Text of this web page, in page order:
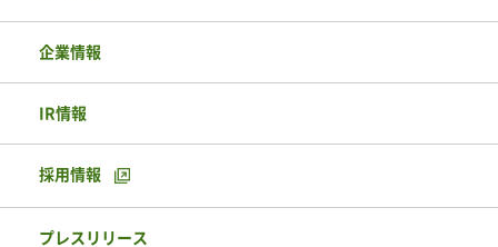
企業情報
IR情報
採用情報
プレスリリース